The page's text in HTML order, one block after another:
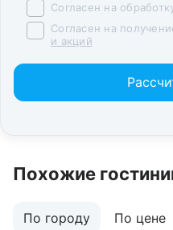
Согласен на
Согласен на
и акций
Похожие
По городу По цене